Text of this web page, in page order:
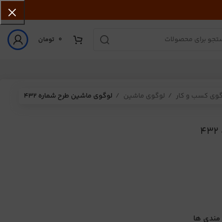
0 تومان
کسب و کار لوگوی ماشین لوگوی ماشین طرح شماره 432
مندی ها